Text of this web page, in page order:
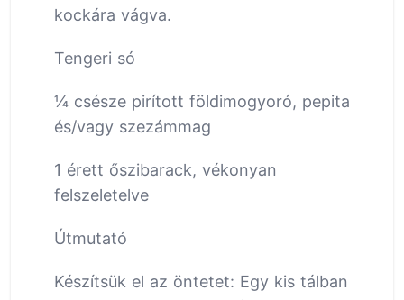
kockára vágva.
Tengeri só
¼ csésze pirított földimogyoró, pepita
és/vagy szezámmag
1 érett őszibarack, vékonyan
felszeletelve
Útmutató
Készítsük el az öntetet: Egy kis tálban